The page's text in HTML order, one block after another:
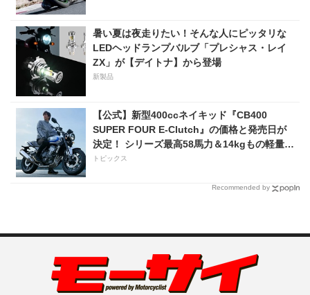
暑い夏は夜走りたい！そんな人にピッタリな
LEDヘッドランプバルブ「プレシャス・レイ
ZX」が【デイトナ】から登場
新製品
【公式】新型400ccネイキッド『CB400
SUPER FOUR E-Clutch』の価格と発売日が
決定！ シリーズ最高58馬力＆14kgもの軽量
化!? 完全に「旧CB400SF」を超えた!?
トピックス
Recommended by